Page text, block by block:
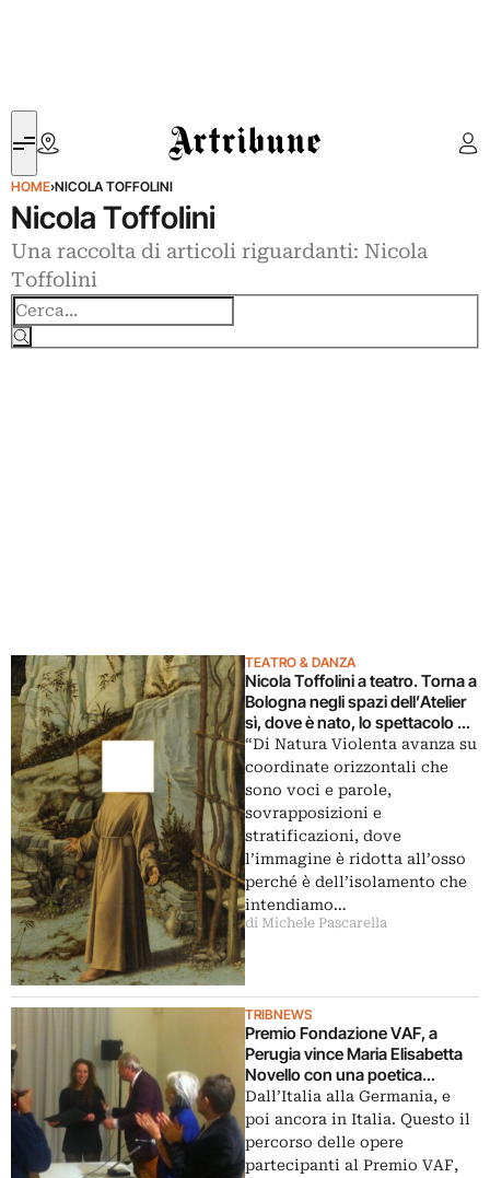
Artribune
HOME›NICOLA TOFFOLINI
Nicola Toffolini
Una raccolta di articoli riguardanti: Nicola
Toffolini
TEATRO & DANZA
Nicola Toffolini a teatro. Torna a
Bologna negli spazi dell’Atelier
sì, dove è nato, lo spettacolo Di
Natura Violenta del gruppo di
ricerca Cosmesi
“Di Natura Violenta avanza su
coordinate orizzontali che
sono voci e parole,
sovrapposizioni e
stratificazioni, dove
l’immagine è ridotta all’osso
perché è dell’isolamento che
intendiamo…
di Michele Pascarella
TRIBNEWS
Premio Fondazione VAF, a
Perugia vince Maria Elisabetta
Novello con una poetica
installazione di cenere.
Menzioni speciali a Rä Di
Martino e Gianluca Vassallo
Dall’Italia alla Germania, e
poi ancora in Italia. Questo il
percorso delle opere
partecipanti al Premio VAF,